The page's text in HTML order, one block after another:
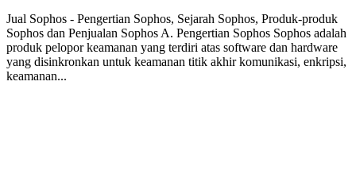
Jual Sophos - Pengertian Sophos, Sejarah Sophos, Produk-produk
Sophos dan Penjualan Sophos A. Pengertian Sophos Sophos adalah
produk pelopor keamanan yang terdiri atas software dan hardware
yang disinkronkan untuk keamanan titik akhir komunikasi, enkripsi,
keamanan...